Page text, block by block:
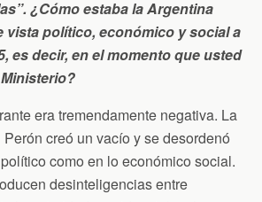
¿Cómo estaba la Argentina
vista político, económico y social a
es decir, en el momento que usted
era tremendamente negativa. La
creó un vacío y se desordenó
como en lo económico social.
desinteligencias entre